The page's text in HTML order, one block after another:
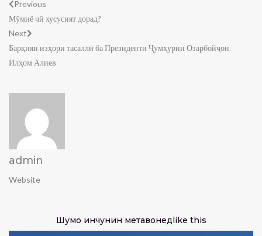
Previous
Мӯмиё чӣ хусусият дорад?
Next
Барқияи изҳори тасаллӣ ба Президенти Ҷумҳурии Озарбойҷон
Илҳом Алиев
admin
Website
Шумо инчунин метавонедlike this